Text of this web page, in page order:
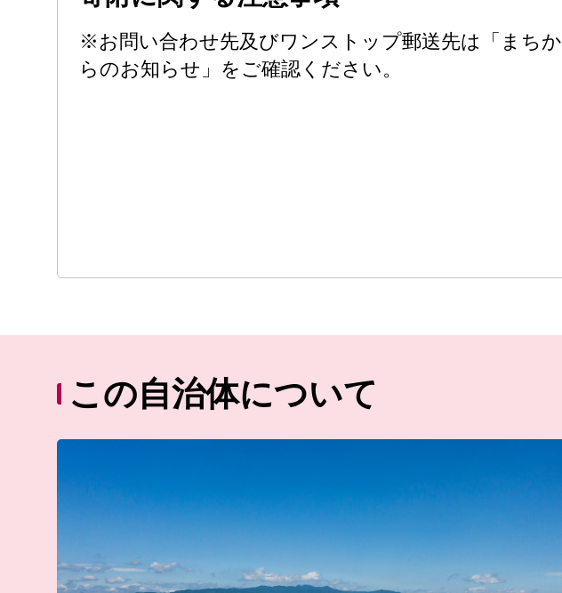
※お問い合わせ先及びワンストップ郵送先は「まちか
らのお知らせ」をご確認ください。
この自治体について